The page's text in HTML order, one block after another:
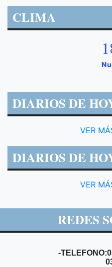
CLIMA
DIARIOS DE
VER
DIARIOS DE
VER
REDES
-
03571